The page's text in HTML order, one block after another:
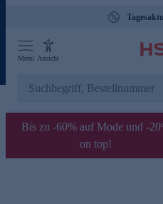
Menü Ansicht
Bis zu -60% auf Mode und -
on top!